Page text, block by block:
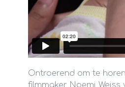
Ontroerend om te
filmmaker Noemi